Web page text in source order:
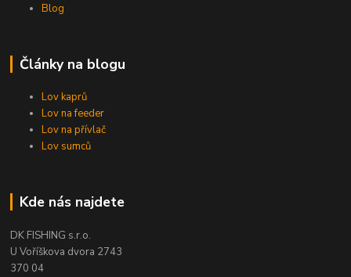
Blog
Články na blogu
Lov kaprů
Lov na feeder
Lov na přívlač
Lov sumců
Kde nás najdete
DK FISHING s.r.o.
U Voříškova dvora 2743
370 04